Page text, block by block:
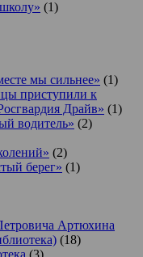
(1)
мы сильнее» (1)
приступили к
Драйв» (1)
водитель» (2)
(2)
берег» (1)
Артюхина
(18)
(3)